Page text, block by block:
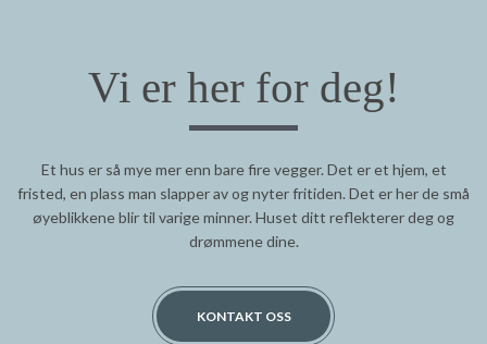
Vi er her for deg!
Et hus er så mye mer enn bare fire vegger. Det er et hjem, et
fristed, en plass man slapper av og nyter fritiden. Det er her de små
øyeblikkene blir til varige minner. Huset ditt reflekterer deg og
drømmene dine.
KONTAKT OSS